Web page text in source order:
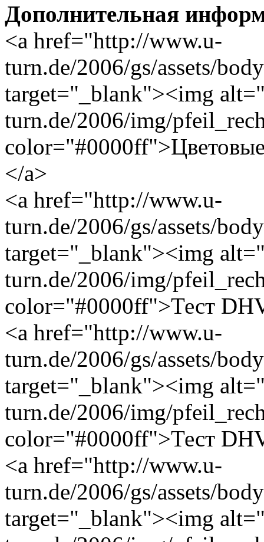
Дополнительная
<a href="http://www.u-
turn.de/2006/gs/assets/
target="_blank"><img
turn.de/2006/img/
</a>
<a href="http://www.u-
turn.de/2006/gs/assets/
target="_blank"><img
turn.de/2006/img/
color="#0000ff">Тест
<a href="http://www.u-
turn.de/2006/gs/assets/
target="_blank"><img
turn.de/2006/img/
color="#0000ff">Тест
<a href="http://www.u-
turn.de/2006/gs/assets/
target="_blank"><img